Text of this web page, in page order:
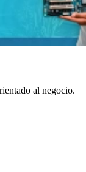
al negocio.